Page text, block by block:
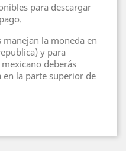
para descargar
la moneda en
y para
deberás
la parte superior de